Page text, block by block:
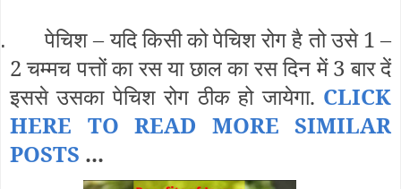
पेचिश – यदि किसी को पेचिश रोग है तो उसे 1 –
2 चम्मच पत्तों का रस या छाल का रस दिन में 3 बार दें
इससे उसका पेचिश रोग ठीक हो जायेगा. CLICK
HERE TO READ MORE SIMILAR
POSTS ...